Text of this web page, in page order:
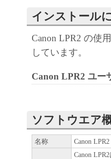
著作権表示
お客様は、「
はキヤノンの
保証の否認・
「本ソ
ヤノンの
店のいず
性および
インストール
Canon LPR2 の使
しています。
Canon LPR2 ユー
ソフトウエア
名称 Canon
Canon